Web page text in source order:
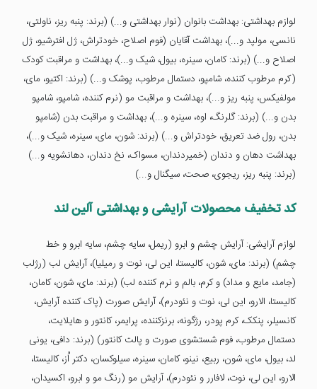
لوازم بهداشتی: بهداشت بانوان (نوار بهداشتی و...) (برند: پنبه ریز، ناولتی،
نانسی، مولپد و...)، بهداشت آقایان (فوم اصلاح، خودتراش، ژل افترشیو، ژل
اصلاح و...) (برند: کامان، سینره، بیول، شیک و...)، بهداشت و مراقبت کودک
(کرم مرطوب کننده، شامپو، دستمال مرطوب، پوشک و...) (برند: اکتیو، مای،
مولفیکس، پنبه ریز و...)، بهداشت و مراقبت مو (نرم کننده، شامپو، شامپو
بدن و...) (برند: گلرنگ، اوه، سینره و...)، بهداشت و مراقبت بدن (شامپو
بدن، رول ضد تعریق، خودتراش و...) (برند: شون، مای، سینره، شیک و...)،
بهداشت دهان و دندان (خمیردندان، مسواک، نخ دندان، دهانشویه و...)
(برند: پنبه ریز، ریجوی، صحت، سیگنال و...)
کد تخفیف محصولات آرایشی و بهداشتی آلین لند
لوازم آرایشی: آرایش چشم و ابرو (ریمل، سایه چشم، سایه ابرو و خط
چشم) (برند: مای، شون، کالیستا، این لی، نوت و رمیلیا)، آرایش لب (رژلب
(جامد، مایع و مداد) و کرم، بالم و نرم کننده لب) (برند: مای، شون، کامان،
کالیستا، الارو، این لی، نوت و نئودرم)، آرایش صورت (پاک کننده آرایش،
کانسیلر، پنکک، کرم پودر، رژگونه، برنزکننده، پرایمر، کانتور و هایلایت،
دستمال مرطوب، فوم شستشوی صورت و پالت کانتور) (برند: دافی، یونی
لد، بیول، مای، شون، ربیع، نینو، کامان، سینره، سیلوکسان، دکتر اُز، کالیستا،
الارو، این لی، نوت، لافارر و نئودرم)، آرایش مو (رنگ مو و ابرو، اکسیدان،